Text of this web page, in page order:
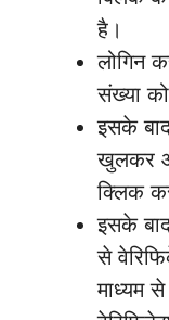
है।
लोगिन
संख्या
इसके
खुलकर आ
क्लिक
इसके
से
माध्यम